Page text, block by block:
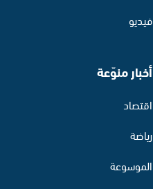
فيديو
أخبار منوّعة
اقتصاد
رياضة
الموسوعة